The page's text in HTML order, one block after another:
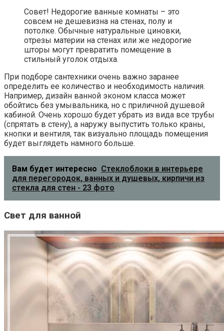
Совет! Недорогие ванные комнаты – это
совсем не дешевизна на стенах, полу и
потолке. Обычные натуральные циновки,
отрезы материи на стенах или же недорогие
шторы могут превратить помещение в
стильный уголок отдыха.
При подборе сантехники очень важно заранее
определить ее количество и необходимость наличия.
Например, дизайн ванной эконом класса может
обойтись без умывальника, но с приличной душевой
кабиной. Очень хорошо будет убрать из вида все трубы
(спрятать в стену), а наружу выпустить только краны,
кнопки и вентиля, так визуально площадь помещения
будет выглядеть намного больше.
Вам будет интересно Стеклоблоки в интерьере
для перегородок, ванных и душевых, кирпичи из
стекла для стен - 23 фото
Свет для ванной